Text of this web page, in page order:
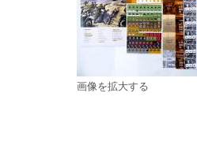
画像を拡大する